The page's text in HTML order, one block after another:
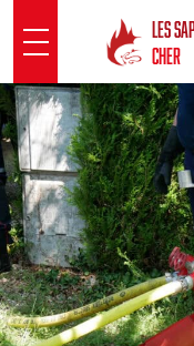
LES
CHER